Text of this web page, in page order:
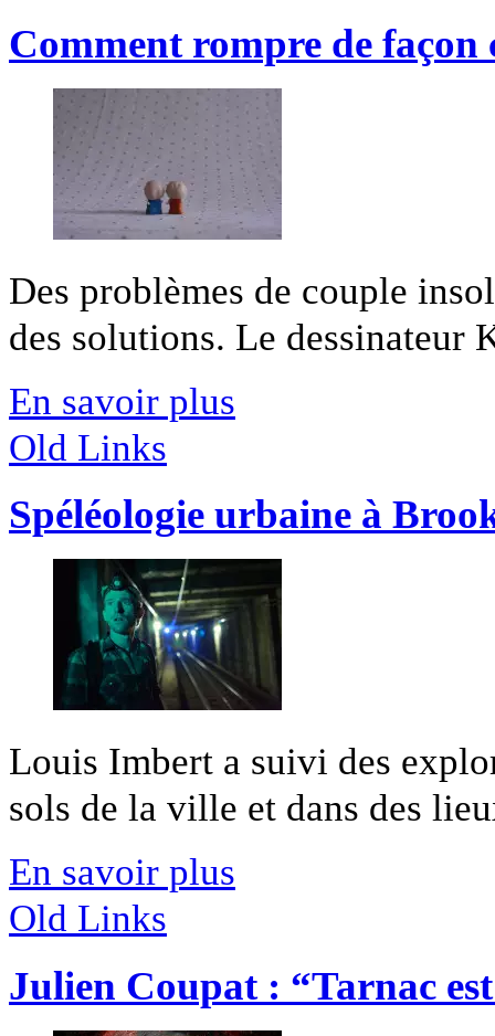
Comment rompre de façon
Des problèmes de couple
des solutions. Le dessinateur
En savoir plus
Old Links
Spéléologie urbaine à
Louis Imbert a suivi des
sols de la ville et dans des
En savoir plus
Old Links
Julien Coupat : “Tarnac